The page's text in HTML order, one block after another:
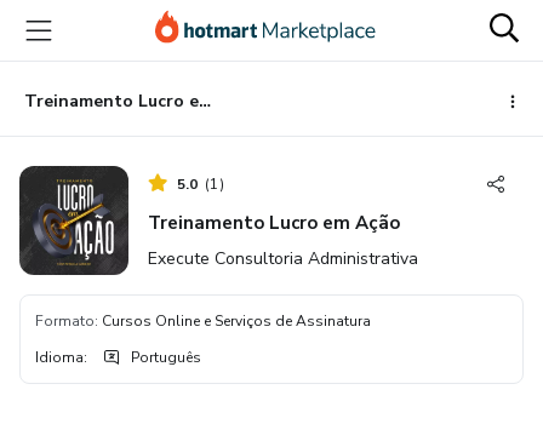
para
conteúdo
principal
para
pagamento
para
rodapé
Treinamento Lucro em Ação
5.0 (1)
Treinamento Lucro em Ação
Execute Consultoria Administrativa
Formato: Cursos Online e Serviços de Assinatura
Idioma: Português